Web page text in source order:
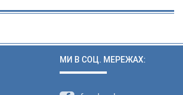
МИ В СОЦ. МЕРЕЖАХ: